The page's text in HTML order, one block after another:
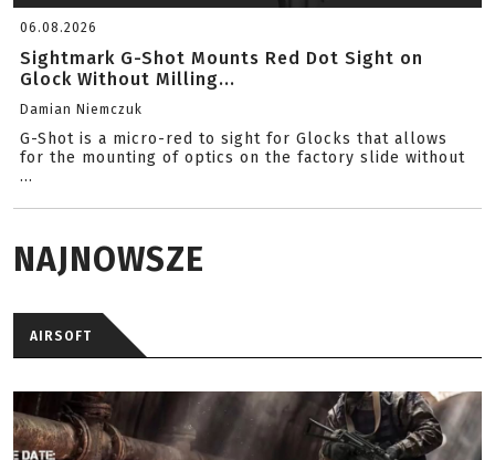
06.08.2026
Sightmark G-Shot Mounts Red Dot Sight on
Glock Without Milling...
Damian Niemczuk
G-Shot is a micro-red to sight for Glocks that allows
for the mounting of optics on the factory slide without
...
NAJNOWSZE
AIRSOFT